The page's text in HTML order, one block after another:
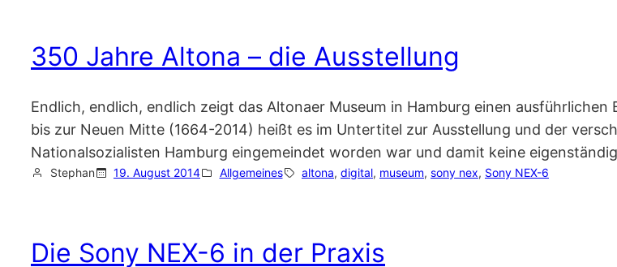
350 Jahre Altona – die Ausstellung
Endlich, endlich, endlich zeigt das Altonaer Museum in Hamburg einen
bis zur Neuen Mitte (1664-2014) heißt es im Untertitel zur Ausstellung und der
Nationalsozialisten Hamburg eingemeindet worden war und damit keine
Stephan 19. August 2014 Allgemeines altona, digital, museum, sony nex, Sony NEX-6
Die Sony NEX-6 in der Praxis